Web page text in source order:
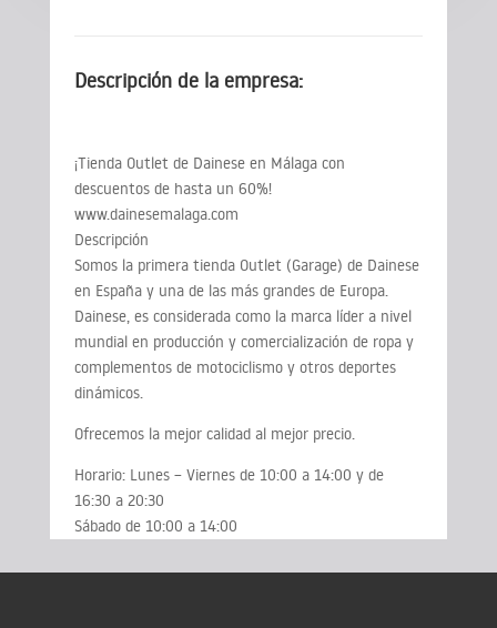
Descripción de la empresa:
¡Tienda Outlet de Dainese en Málaga con
descuentos de hasta un 60%!
www.dainesemalaga.com
Descripción
Somos la primera tienda Outlet (Garage) de Dainese
en España y una de las más grandes de Europa.
Dainese, es considerada como la marca líder a nivel
mundial en producción y comercialización de ropa y
complementos de motociclismo y otros deportes
dinámicos.
Ofrecemos la mejor calidad al mejor precio.
Horario: Lunes – Viernes de 10:00 a 14:00 y de
16:30 a 20:30
Sábado de 10:00 a 14:00